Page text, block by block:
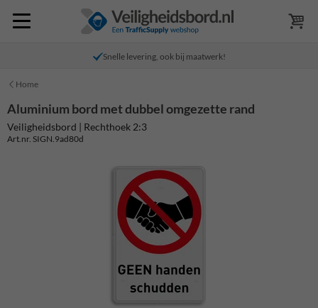
Snelle levering, ook bij maatwerk!
Home
Aluminium bord met dubbel omgezette rand
Veiligheidsbord | Rechthoek 2:3
Art.nr. SIGN.9ad80d